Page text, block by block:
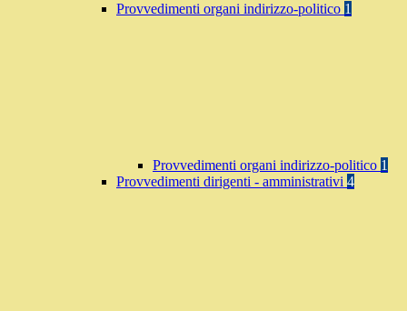
Provvedimenti organi indirizzo-politico 1
Provvedimenti organi indirizzo-politico 1
Provvedimenti dirigenti - amministrativi 4